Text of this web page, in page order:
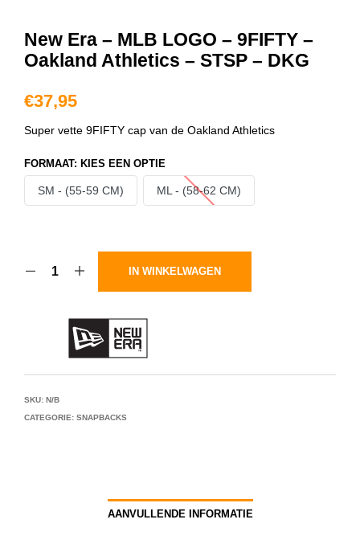
New Era – MLB LOGO – 9FIFTY –
Oakland Athletics – STSP – DKG
€37,95
Super vette 9FIFTY cap van de Oakland Athletics
FORMAAT: KIES EEN OPTIE
SM - (55-59 CM) ML - (58-62 CM)
IN WINKELWAGEN
SKU: N/B
CATEGORIE: SNAPBACKS
AANVULLENDE INFORMATIE